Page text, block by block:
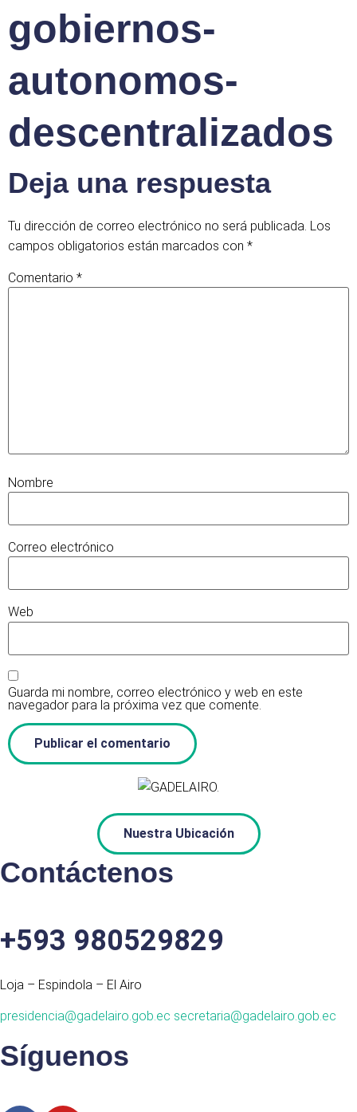
gobiernos-
autonomos-
descentralizados
Deja una respuesta
Tu dirección de correo electrónico no será publicada. Los
campos obligatorios están marcados con *
Comentario *
Nombre
Correo electrónico
Web
Guarda mi nombre, correo electrónico y web en este
navegador para la próxima vez que comente.
Nuestra Ubicación
Contáctenos
+593 980529829
Loja – Espindola – El Airo
presidencia@gadelairo.gob.ec secretaria@gadelairo.gob.ec
Síguenos